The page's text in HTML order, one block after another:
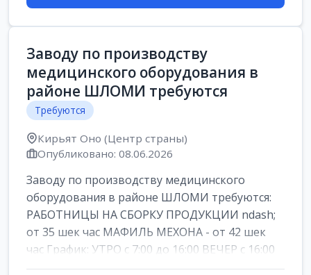
Заводу по производству
медицинского оборудования в
районе ШЛОМИ требуются
Требуются
Кирьят Оно (Центр страны)
Опубликовано: 08.06.2026
Заводу по производству медицинского
оборудования в районе ШЛОМИ требуются:
РАБОТНИЦЫ НА СБОРКУ ПРОДУКЦИИ ndash;
от 35 шек час МАФИЛЬ МЕХОНА - от 42 шек
час График: УТРО с 7:00 до 16:00 ВЕЧЕР с 16:00
д...